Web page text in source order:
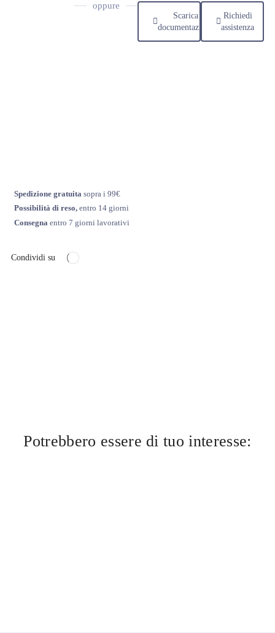
oppure
Scarica
documentazione
Richiedi
assistenza
Spedizione gratuita sopra i 99€
Possibilità di reso, entro 14 giorni
Consegna entro 7 giorni lavorativi
Condividi su
Potrebbero essere di tuo interesse: